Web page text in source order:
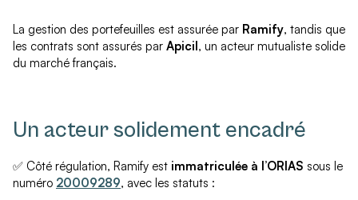
La gestion des portefeuilles est assurée par Ramify, tandis que
les contrats sont assurés par Apicil , un acteur mutualiste solide
du marché français.
Un acteur solidement encadré
✅ Côté régulation, Ramify est immatriculée à l’ORIAS sous le
numéro 20009289, avec les statuts :